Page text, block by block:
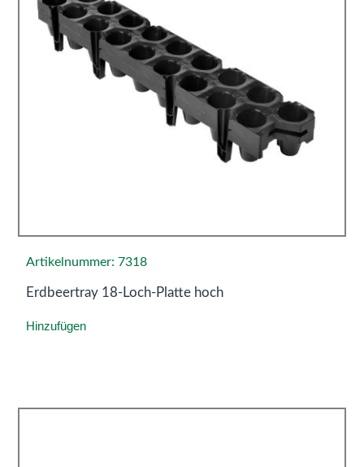
Artikelnummer: 7318
Erdbeertray 18-Loch-Platte hoch
Hinzufügen